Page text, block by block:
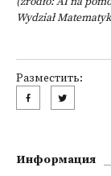
Wydział
Разместить:
Информация